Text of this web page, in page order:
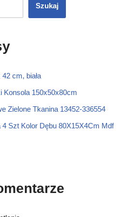
Szukaj
42 cm, biała
Konsola 150x50x80cm
Zielone Tkanina 13452-336554
4 Szt Kolor Dębu 80X15X4Cm Mdf